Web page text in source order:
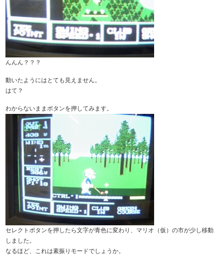
んんん？？？
動いたようにはとても見えません。
はて？
わからないままボタンを押してみます。
セレクトボタンを押したら文字が青色に変わり、マリオ（仮）の市が少し移動
しました。
なるほど、これは素振りモードでしょうか。